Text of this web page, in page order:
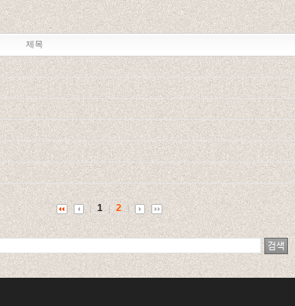
제목
1 2